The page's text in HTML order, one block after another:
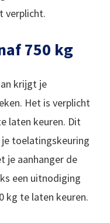
verplicht.
750 kg
krijgt je
Het is verplicht
laten keuren. Dit
toelatingskeuring
je aanhanger de
een uitnodiging
kg te laten keuren.